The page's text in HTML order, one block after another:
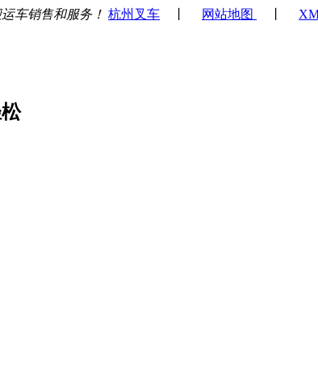
车销售和服务！ 杭州叉车 网站地图